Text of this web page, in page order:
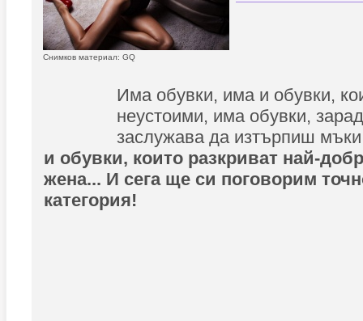
Снимков материал: GQ
Има обувки, има и обувки,
неустоими, има обувки,
заслужава да изтърпиш
и обувки, които разкриват най-
жена... И сега ще си поговорим
категория!